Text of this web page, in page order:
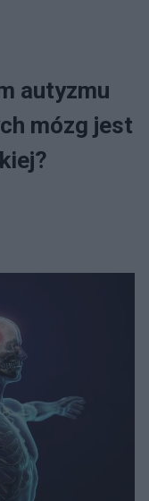
autyzmu
mózg jest